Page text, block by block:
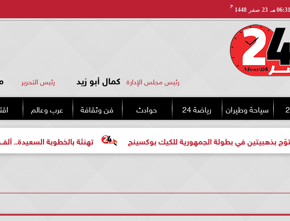
06:31 مـ 23 صفر 1448
هـ
رئيس مجلس الإدارة كمال أبو زيد رئيس التحرير
سياحة وطيران رياضة 24 حوادث فن وثقافة عرب وعالم
تهنئة بالخطوبة السعيدة.. ألف مبروك في بطولة الجمهورية للكيك بوكسينج